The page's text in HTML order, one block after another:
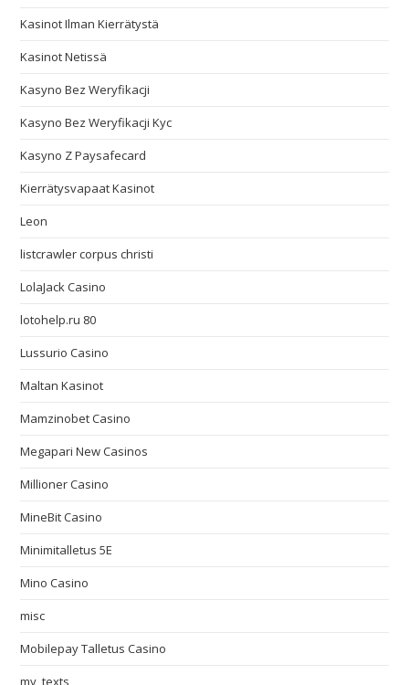
Kasinot Ilman Kierrätystä
Kasinot Netissä
Kasyno Bez Weryfikacji
Kasyno Bez Weryfikacji Kyc
Kasyno Z Paysafecard
Kierrätysvapaat Kasinot
Leon
listcrawler corpus christi
LolaJack Casino
lotohelp.ru 80
Lussurio Casino
Maltan Kasinot
Mamzinobet Casino
Megapari New Casinos
Millioner Casino
MineBit Casino
Minimitalletus 5E
Mino Casino
misc
Mobilepay Talletus Casino
my_texts